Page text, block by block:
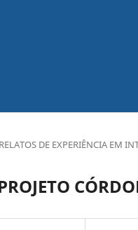
RELATOS DE EXPERIÊNCIA EM